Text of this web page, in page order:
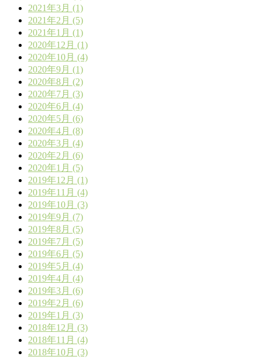
2021年3月 (1)
2021年2月 (5)
2021年1月 (1)
2020年12月 (1)
2020年10月 (4)
2020年9月 (1)
2020年8月 (2)
2020年7月 (3)
2020年6月 (4)
2020年5月 (6)
2020年4月 (8)
2020年3月 (4)
2020年2月 (6)
2020年1月 (5)
2019年12月 (1)
2019年11月 (4)
2019年10月 (3)
2019年9月 (7)
2019年8月 (5)
2019年7月 (5)
2019年6月 (5)
2019年5月 (4)
2019年4月 (4)
2019年3月 (6)
2019年2月 (6)
2019年1月 (3)
2018年12月 (3)
2018年11月 (4)
2018年10月 (3)